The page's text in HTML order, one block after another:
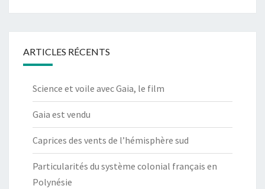
ARTICLES RÉCENTS
Science et voile avec Gaia, le film
Gaia est vendu
Caprices des vents de l’hémisphère sud
Particularités du système colonial français en
Polynésie